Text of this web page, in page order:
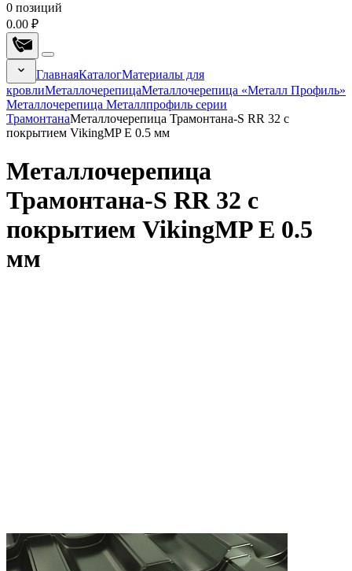
0 позиций
0.00 ₽
ГлавнаяКаталогМатериалы для
кровлиМеталлочерепицаМеталлочерепица «Металл Профиль»
Металлочерепица Металлпрофиль серии
ТрамонтанаМеталлочерепица Трамонтана-S RR 32 с
покрытием VikingMP E 0.5 мм
Металлочерепица
Трамонтана-S RR 32 с
покрытием VikingMP E 0.5
мм